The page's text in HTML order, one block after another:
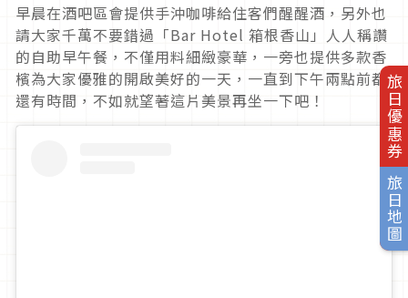
旅日優惠券
旅日地圖
早晨在酒吧區會提供手沖咖啡給住客們醒醒酒，另外也
請大家千萬不要錯過「Bar Hotel 箱根香山」人人稱讚
的自助早午餐，不僅用料細緻豪華，一旁也提供多款香
檳為大家優雅的開啟美好的一天，一直到下午兩點前都
還有時間，不如就望著這片美景再坐一下吧！